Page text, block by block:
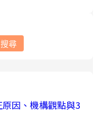
搜尋
因、機構觀點與3